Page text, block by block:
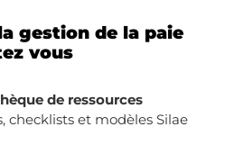
gestion de la paie
vous
de ressources
checklists et modèles Silae